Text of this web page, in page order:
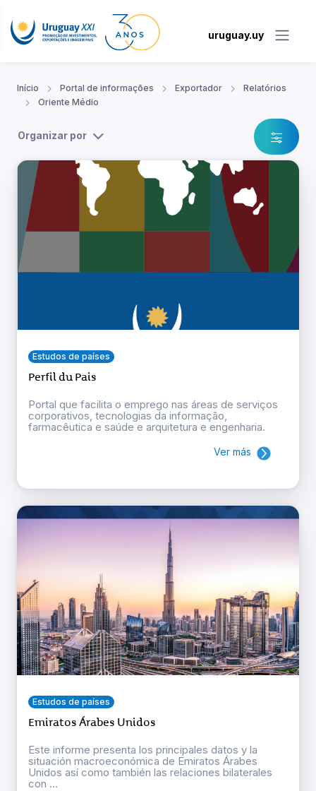
uruguay.uy
Início Portal de informações Exportador
Relatórios
Oriente Médio
Organizar por
Estudos de países
Perfil du Pais
Portal que facilita o emprego nas áreas de serviços
corporativos, tecnologias da informação,
farmacêutica e saúde e arquitetura e engenharia.
Ver más
Estudos de países
Emiratos Árabes Unidos
Este informe presenta los principales datos y la
situación macroeconómica de Emiratos Árabes
Unidos así como también las relaciones bilaterales
con ...